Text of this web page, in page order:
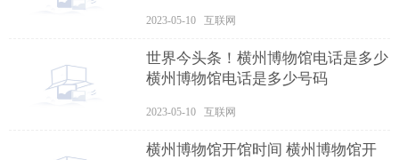
2023-05-10 互联网
世界今头条！横州博物馆电话是多少
横州博物馆电话是多少号码
2023-05-10 互联网
横州博物馆开馆时间 横州博物馆开